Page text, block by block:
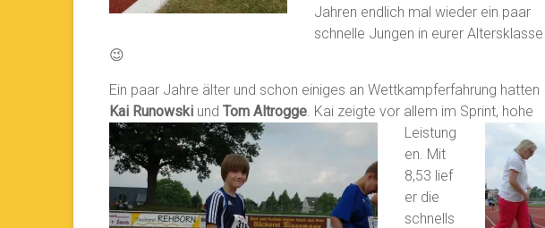
Jahren endlich mal wieder ein paar
schnelle Jungen in eurer Altersklasse
😉
Ein paar Jahre älter und schon einiges an Wettkampferfahrung hatten
Kai Runowski und Tom Altrogge. Kai zeigte vor allem im Sprint, hohe
Leistung
en. Mit
8,53 lief
er die
schnells